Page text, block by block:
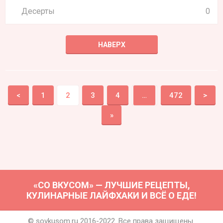
Десерты 0
НАВЕРХ
< 1 2 3 4 … 472 >
»
«СО ВКУСОМ» — ЛУЧШИЕ РЕЦЕПТЫ,
КУЛИНАРНЫЕ ЛАЙФХАКИ И ВСЁ О ЕДЕ!
© sovkusom.ru 2016-2022. Все права защищены.